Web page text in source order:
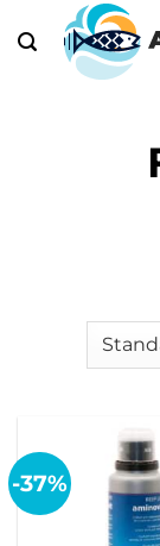
Inhalt
springen
-37%